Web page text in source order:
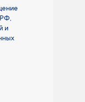
и